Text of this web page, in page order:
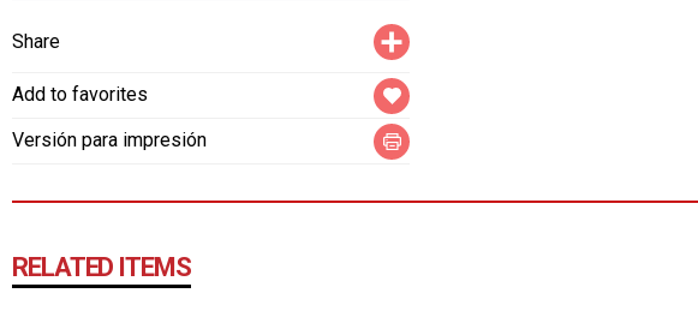
Share
Add to favorites
Versión para impresión
RELATED ITEMS